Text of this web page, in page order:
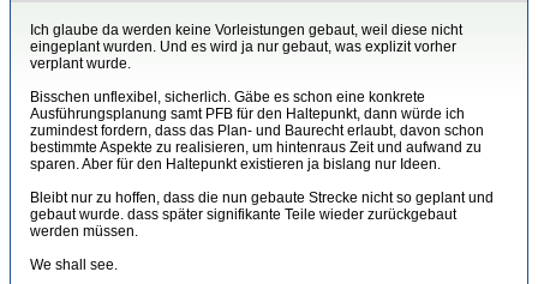
Ich glaube da werden keine Vorleistungen gebaut, weil diese nicht
eingeplant wurden. Und es wird ja nur gebaut, was explizit vorher
verplant wurde.
Bisschen unflexibel, sicherlich. Gäbe es schon eine konkrete
Ausführungsplanung samt PFB für den Haltepunkt, dann würde ich
zumindest fordern, dass das Plan- und Baurecht erlaubt, davon schon
bestimmte Aspekte zu realisieren, um hintenraus Zeit und aufwand zu
sparen. Aber für den Haltepunkt existieren ja bislang nur Ideen.
Bleibt nur zu hoffen, dass die nun gebaute Strecke nicht so geplant und
gebaut wurde. dass später signifikante Teile wieder zurückgebaut
werden müssen.
We shall see.